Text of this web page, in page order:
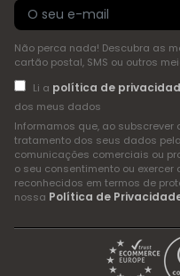
Não perca nada! Descubra as
cartão postal, SMS ou outros
Li a política de
dos meus dados
Informamos que, ao
tratamento dos seus dados
comunicações comerciais ou
o seu consentimento ou
reconhecidos em termos de
nossa Política de